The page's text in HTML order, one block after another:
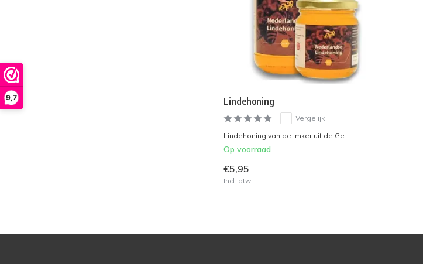
9,7 Lindehoning
Vergelijk
Lindehoning van de imker uit de Ge...
Op voorraad
€5,95
Incl. btw